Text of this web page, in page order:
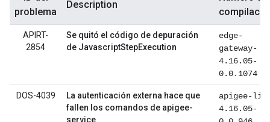
problema
Description
APIRT-
2854
Se quitó el código de depuración
de JavascriptStepExecution
edge-
gateway-
4.16.05-
0.0.1074
DOS-4039
La autenticación externa hace que
fallen los comandos de apigee-
service
apigee-
4.16.05-